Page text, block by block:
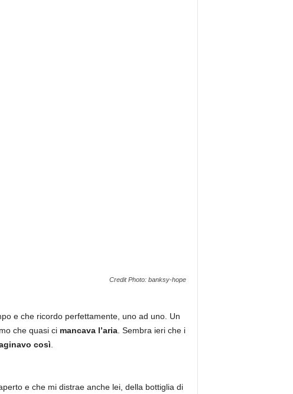
Credit Photo: banksy-hope
e che ricordo perfettamente, uno ad uno. Un
che quasi ci mancava l’aria. Sembra ieri che i
così
e che mi distrae anche lei, della bottiglia di